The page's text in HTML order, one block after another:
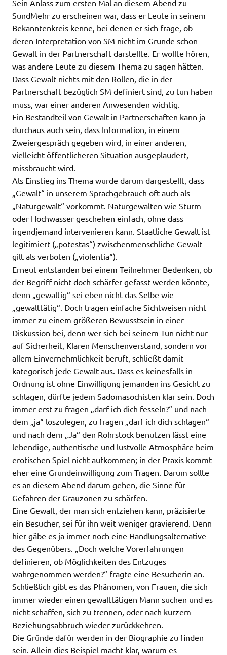
Sein Anlass zum ersten Mal an diesem Abend zu
SundMehr zu erscheinen war, dass er Leute in seinem
Bekanntenkreis kenne, bei denen er sich frage, ob
deren Interpretation von SM nicht im Grunde schon
Gewalt in der Partnerschaft darstellte. Er wollte hören,
was andere Leute zu diesem Thema zu sagen hätten.
Dass Gewalt nichts mit den Rollen, die in der
Partnerschaft bezüglich SM definiert sind, zu tun haben
muss, war einer anderen Anwesenden wichtig.
Ein Bestandteil von Gewalt in Partnerschaften kann ja
durchaus auch sein, dass Information, in einem
Zweiergespräch gegeben wird, in einer anderen,
vielleicht öffentlicheren Situation ausgeplaudert,
missbraucht wird.
Als Einstieg ins Thema wurde darum dargestellt, dass
„Gewalt“ in unserem Sprachgebrauch oft auch als
„Naturgewalt“ vorkommt. Naturgewalten wie Sturm
oder Hochwasser geschehen einfach, ohne dass
irgendjemand intervenieren kann. Staatliche Gewalt ist
legitimiert („potestas“) zwischenmenschliche Gewalt
gilt als verboten („violentia“).
Erneut entstanden bei einem Teilnehmer Bedenken, ob
der Begriff nicht doch schärfer gefasst werden könnte,
denn „gewaltig“ sei eben nicht das Selbe wie
„gewalttätig“. Doch tragen einfache Sichtweisen nicht
immer zu einem größeren Bewusstsein in einer
Diskussion bei, denn wer sich bei seinem Tun nicht nur
auf Sicherheit, Klaren Menschenverstand, sondern vor
allem Einvernehmlichkeit beruft, schließt damit
kategorisch jede Gewalt aus. Dass es keinesfalls in
Ordnung ist ohne Einwilligung jemanden ins Gesicht zu
schlagen, dürfte jedem Sadomasochisten klar sein. Doch
immer erst zu fragen „darf ich dich fesseln?“ und nach
dem „ja“ loszulegen, zu fragen „darf ich dich schlagen“
und nach dem „Ja“ den Rohrstock benutzen lässt eine
lebendige, authentische und lustvolle Atmosphäre beim
erotischen Spiel nicht aufkommen; in der Praxis kommt
eher eine Grundeinwilligung zum Tragen. Darum sollte
es an diesem Abend darum gehen, die Sinne für
Gefahren der Grauzonen zu schärfen.
Eine Gewalt, der man sich entziehen kann, präzisierte
ein Besucher, sei für ihn weit weniger gravierend. Denn
hier gäbe es ja immer noch eine Handlungsalternative
des Gegenübers. „Doch welche Vorerfahrungen
definieren, ob Möglichkeiten des Entzuges
wahrgenommen werden?“ fragte eine Besucherin an.
Schließlich gibt es das Phänomen, von Frauen, die sich
immer wieder einen gewalttätigen Mann suchen und es
nicht schaffen, sich zu trennen, oder nach kurzem
Beziehungsabbruch wieder zurückkehren.
Die Gründe dafür werden in der Biographie zu finden
sein. Allein dies Beispiel macht klar, warum es